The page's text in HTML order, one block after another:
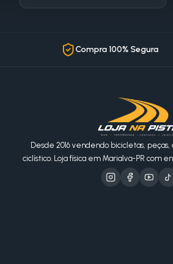
Compra 100% Segura
Desde 2016 vendendo bicicletas, peças,
ciclístico. Loja física em Marialva-PR com